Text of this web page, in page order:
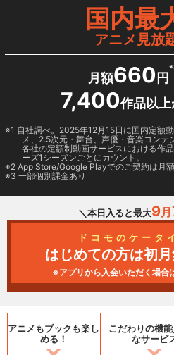
国内最
アニメ見放
月額660 円
7,400作品以上
1 自社調べ。2025年12月15日に国内定額
メ、2.5次元・舞台、声優・音楽コンテ
各社の定額制動画サービスにおける作
ーズ1シーズンごとにカウント。
2 App Store/Google Playでのご契約は月
3 一部個別課金あり
＼本日入ると最大9月
ドコモのケータ
はじめての方は初
※アプリから入会いただく場合
アニメもブックも楽し
める！
こだわりの機能
なサービ